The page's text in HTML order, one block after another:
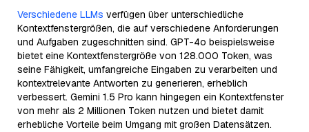
Verschiedene LLMs verfügen über unterschiedliche
Kontextfenstergrößen, die auf verschiedene Anforderungen
und Aufgaben zugeschnitten sind. GPT-4o beispielsweise
bietet eine Kontextfenstergröße von 128.000 Token, was
seine Fähigkeit, umfangreiche Eingaben zu verarbeiten und
kontextrelevante Antworten zu generieren, erheblich
verbessert. Gemini 1.5 Pro kann hingegen ein Kontextfenster
von mehr als 2 Millionen Token nutzen und bietet damit
erhebliche Vorteile beim Umgang mit großen Datensätzen.